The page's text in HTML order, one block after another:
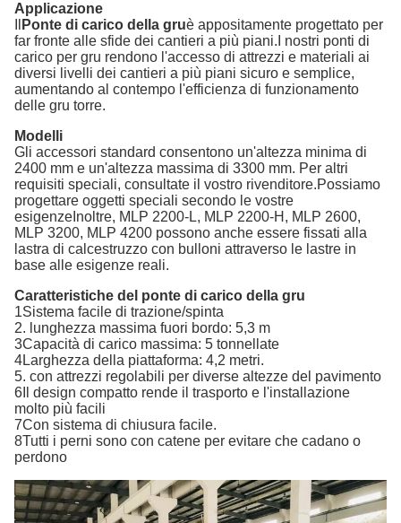
Applicazione
Ponte di carico della gruè appositamente progettato per
far fronte alle sfide dei cantieri a più piani.I nostri ponti di
carico per gru rendono l'accesso di attrezzi e materiali ai
diversi livelli dei cantieri a più piani sicuro e semplice,
aumentando al contempo l'efficienza di funzionamento
delle gru torre.
Modelli
Gli accessori standard consentono un'altezza minima di
2400 mm e un'altezza massima di 3300 mm. Per altri
requisiti speciali, consultate il vostro rivenditore.Possiamo
progettare oggetti speciali secondo le vostre
esigenzeInoltre, MLP 2200-L, MLP 2200-H, MLP 2600,
MLP 3200, MLP 4200 possono anche essere fissati alla
lastra di calcestruzzo con bulloni attraverso le lastre in
base alle esigenze reali.
Caratteristiche del ponte di carico della gru
1Sistema facile di trazione/spinta
2. lunghezza massima fuori bordo: 5,3 m
3Capacità di carico massima: 5 tonnellate
4Larghezza della piattaforma: 4,2 metri.
5. con attrezzi regolabili per diverse altezze del pavimento
6Il design compatto rende il trasporto e l'installazione
molto più facili
7Con sistema di chiusura facile.
8Tutti i perni sono con catene per evitare che cadano o
perdono